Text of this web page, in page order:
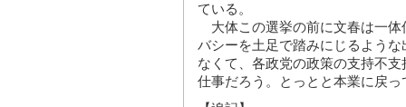
ている。
大体この選挙の前に文春は一体
バシーを土足で踏みにじるよう
なくて、各政党の政策の支持不
仕事だろう。とっとと本業に戻